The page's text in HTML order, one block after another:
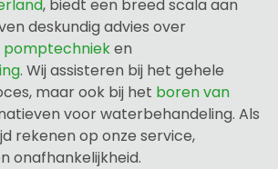
, biedt een breed scala aan
deskundig advies over
pomptechnieken
. Wij assisteren bij het gehele
maar ook bij het boren van
voor waterbehandeling. Als
rekenen op onze service,
onafhankelijkheid.